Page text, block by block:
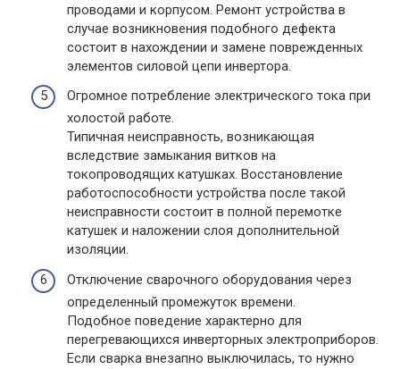
проводами и корпусом. Ремонт устройства в
случае возникновения подобного дефекта
состоит в нахождении и замене поврежденных
элементов силовой цепи инвертора.
Огромное потребление электрического тока при
холостой работе.
Типичная неисправность, возникающая
вследствие замыкания витков на
токопроводящих катушках. Восстановление
работоспособности устройства после такой
неисправности состоит в полной перемотке
катушек и наложении слоя дополнительной
изоляции.
Отключение сварочного оборудования через
определенный промежуток времени.
Подобное поведение характерно для
перегревающихся инверторных электроприборов.
Если сварка внезапно выключилась, то нужно